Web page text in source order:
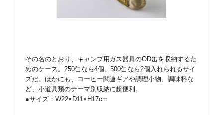
その名のとおり、キャンプ用ガス器具のOD缶を収納するた
めのケース。250缶なら4個、500缶なら2個入れられるサイ
ズだ。ほかにも、コーヒー関連ギアや調理小物、調味料な
ど、小道具類のテーマ別収納に超便利。
●サイズ：W22×D11×H17cm